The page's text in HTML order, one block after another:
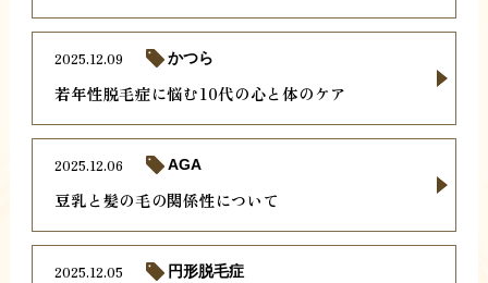
若年性脱毛症に悩む10代の心と体のケア
2025.12.09 かつら
豆乳と髪の毛の関係性について
2025.12.06 AGA
2025.12.05 円形脱毛症